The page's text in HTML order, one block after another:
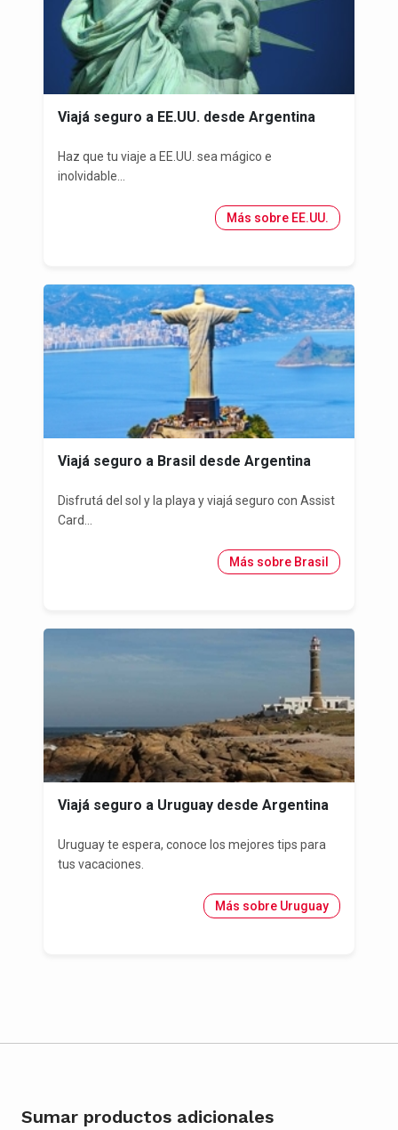
Viajá seguro a EE.UU. desde Argentina
Haz que tu viaje a EE.UU. sea mágico e
inolvidable...
Más sobre EE.UU.
Viajá seguro a Brasil desde Argentina
Disfrutá del sol y la playa y viajá seguro con Assist
Card...
Más sobre Brasil
Viajá seguro a Uruguay desde Argentina
Uruguay te espera, conoce los mejores tips para
tus vacaciones.
Más sobre Uruguay
Sumar productos adicionales